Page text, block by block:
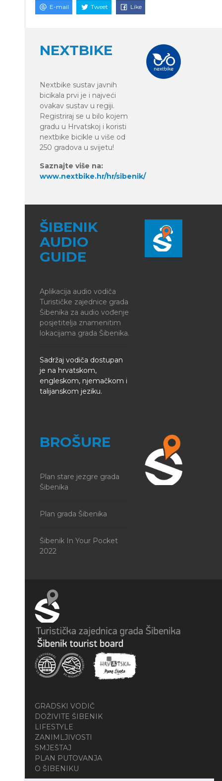
E-mail Tweet Like
NEXTBIKE
Nextbike sustav javnih
bicikala prvi je i najveći
ovakav sustav u regiji.
Registriraj se u bilo kojem
gradu u Hrvatskoj i koristi
nextbike bicikle u više od
250 gradova u svijetu!
Saznajte više na:
www.nextbike.hr/hr/sibenik/
ŠIBENIK
AUDIO
GUIDE
Aplikacija audio vodiča
Turističke zajednice grada
Šibenika za audio vođenje
posjetitelja znamenitim
lokacijama grada Šibenika.
Sadržaj vodiča dostupan
je na hrvatskom,
engleskom, njemačkom i
talijanskom jeziku.
BROŠURE
Plan stare jezgre grada
Šibenika
Plan grada Šibenika
Šibenik In Your Pocket
2022
GRADSKI VODIČ
DOŽIVITE ŠIBENIK
LIFESTYLE
ZANIMLJIVOSTI
SMJEŠTAJ
PLAN PUTOVANJA
O ŠIBENIKU